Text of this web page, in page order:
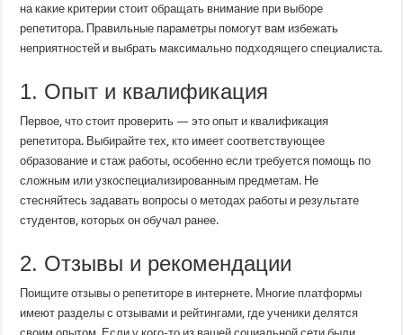
на какие критерии стоит обращать внимание при выборе
репетитора. Правильные параметры помогут вам избежать
неприятностей и выбрать максимально подходящего специалиста.
1. Опыт и квалификация
Первое, что стоит проверить — это опыт и квалификация
репетитора. Выбирайте тех, кто имеет соответствующее
образование и стаж работы, особенно если требуется помощь по
сложным или узкоспециализированным предметам. Не
стесняйтесь задавать вопросы о методах работы и результате
студентов, которых он обучал ранее.
2. Отзывы и рекомендации
Поищите отзывы о репетиторе в интернете. Многие платформы
имеют разделы с отзывами и рейтингами, где ученики делятся